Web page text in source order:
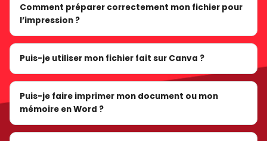
Comment préparer correctement mon fichier pour
l’impression ?
Puis-je utiliser mon fichier fait sur Canva ?
Puis-je faire imprimer mon document ou mon
mémoire en Word ?